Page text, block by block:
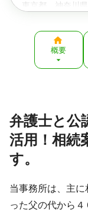
概要
弁護士と公
活用！相続
す。
当事務所は、主
った父の代から４
東京都 神奈川
遺言書 / 遺産分
族信託 / 相続手
相続トラブル（
対応体制
弁護士 その他（
所属団体
第一東京弁護士